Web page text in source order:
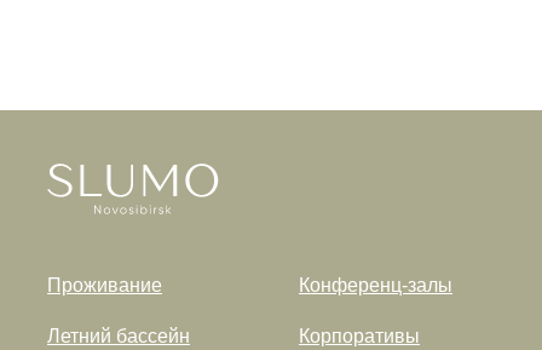
Проживание
Летний бассейн
Конференц-залы
Корпоративы